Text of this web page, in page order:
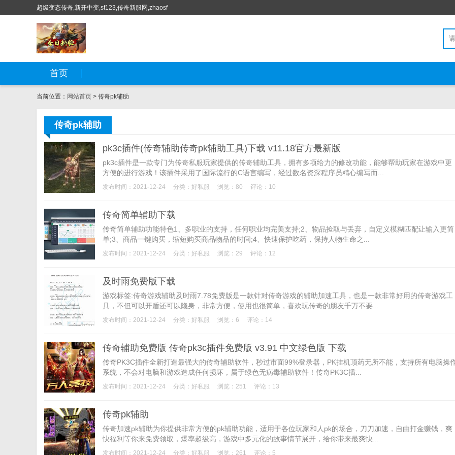
超级变态传奇,新开中变,sf123,传奇新服网,zhaosf
首页
当前位置： 网站首页 > 传奇pk辅助
传奇pk辅助
pk3c插件(传奇辅助传奇pk辅助工具)下载 v11.18官方最新版
pk3c插件是一款专门为传奇私服玩家提供的传奇辅助工具，拥有多项给力的修改功能，能够帮助玩家在游戏中更
方便的进行游戏！该插件采用了国际流行的C语言编写，经过数名资深程序员精心编写而...
发布时间：2021-12-24 分类： 好私服 浏览：80 评论：10
传奇简单辅助下载
传奇简单辅助功能特色1、多职业的支持，任何职业均完美支持;2、物品捡取与丢弃，自定义模糊匹配让输入更简
单;3、商品一键购买，缩短购买商品物品的时间;4、快速保护吃药，保持人物生命之...
发布时间：2021-12-24 分类： 好私服 浏览：29 评论：12
及时雨免费版下载
游戏标签:传奇游戏辅助及时雨7.78免费版是一款针对传奇游戏的辅助加速工具，也是一款非常好用的传奇游戏工
具，不但可以开盾还可以隐身，非常方便，使用也很简单，喜欢玩传奇的朋友千万不要...
发布时间：2021-12-24 分类： 好私服 浏览：6 评论：14
传奇辅助免费版 传奇pk3c插件免费版 v3.91 中文绿色版 下载
传奇PK3C插件全新打造最强大的传奇辅助软件，秒过市面99%登录器，PK挂机顶药无所不能，支持所有电脑操
系统，不会对电脑和游戏造成任何损坏，属于绿色无病毒辅助软件！传奇PK3C插...
发布时间：2021-12-24 分类： 好私服 浏览：251 评论：13
传奇pk辅助
传奇加速pk辅助为你提供非常方便的pk辅助功能，适用于各位玩家和人pk的场合，刀刀加速，自由打金赚钱，爽
快福利等你来免费领取，爆率超级高，游戏中多元化的故事情节展开，给你带来最爽快...
发布时间：2021-12-24 分类： 好私服 浏览：261 评论：5